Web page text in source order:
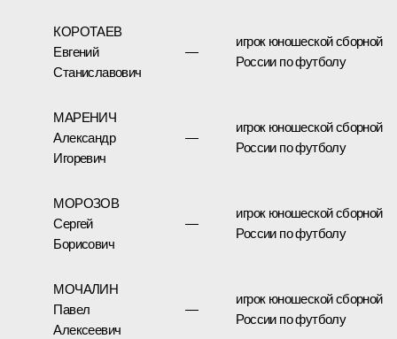
КОРОТАЕВ
Евгений
Станиславович
—
игрок юношеской сборной
России по футболу
МАРЕНИЧ
Александр
Игоревич
—
игрок юношеской сборной
России по футболу
МОРОЗОВ
Сергей
Борисович
—
игрок юношеской сборной
России по футболу
МОЧАЛИН
Павел
Алексеевич
—
игрок юношеской сборной
России по футболу